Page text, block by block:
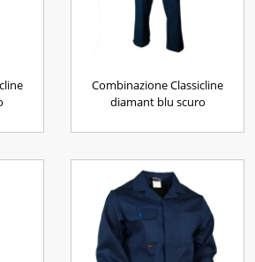
Combinazione Classicline
diamant blu scuro